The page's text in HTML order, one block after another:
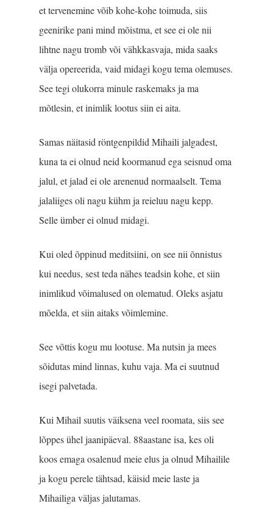
et tervenemine võib kohe-kohe toimuda, siis
geenirike pani mind mõistma, et see ei ole nii
lihtne nagu tromb või vähkkasvaja, mida saaks
välja opereerida, vaid midagi kogu tema olemuses.
See tegi olu­korra minule raskemaks ja ma
mõtlesin, et inimlik lootus siin ei aita.
Samas näitasid röntgenpildid Mihaili jalgadest,
kuna ta ei olnud neid koormanud ega seisnud oma
jalul, et jalad ei ole arenenud normaalselt. Tema
jalaliiges oli nagu kühm ja reieluu nagu kepp.
Selle ümber ei olnud midagi.
Kui oled õppinud medit­siini, on see nii õnnistus
kui needus, sest teda nähes teadsin kohe, et siin
inimlikud võimalused on olematud. Oleks asjatu
mõelda, et siin aitaks võimlemine.
See võttis kogu mu lootuse. Ma nutsin ja mees
sõidutas mind linnas, kuhu vaja. Ma ei suutnud
isegi palvetada.
Kui Mihail suutis väiksena veel roomata, siis see
lõppes ühel jaanipäeval. 88aastane isa, kes oli
koos emaga osalenud meie elus ja olnud Mihailile
ja kogu perele tähtsad, käisid meie laste ja
Mihailiga väljas jalutamas.